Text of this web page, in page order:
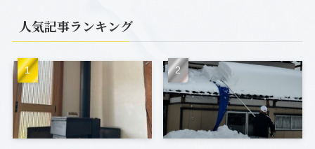
(1)
(12)
(20)
(6)
人気記事ランキング